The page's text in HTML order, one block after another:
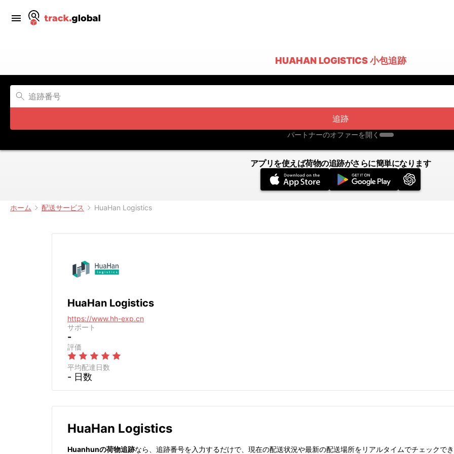
HUAHAN LOGISTICS 小包追跡
追跡
パートナーのオファーを開く
アプリを使えば荷物の追跡がさらに簡単になります
ホーム 配送サービス HuaHan Logistics
HuaHan Logistics
https://www.hh-exp.cn
サポート
-
評価
平均配達日数
- 日数
HuaHan Logistics
Huanhunの荷物追跡なら、追跡番号を入力するだけで、現在の配送状況や最新の配送場所をリアルタイムでチェックで